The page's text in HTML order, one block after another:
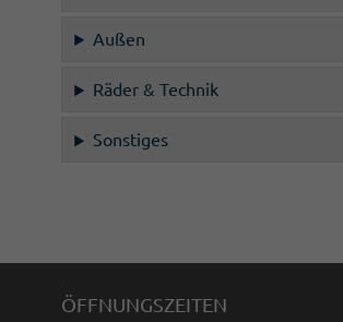
Außen
Räder & Technik
Sonstiges
ÖFFNUNGSZEITEN